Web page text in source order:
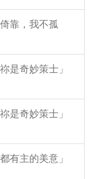
靠，我不孤
是奇妙策士」
是奇妙策士」
有主的美意」